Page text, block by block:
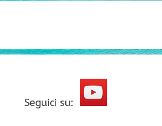
Seguici su: